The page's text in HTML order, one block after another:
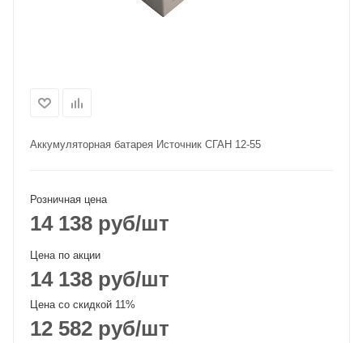
Аккумуляторная батарея Источник СГАН 12-55
Розничная цена
14 138 руб/шт
Цена по акции
14 138 руб/шт
Цена со скидкой 11%
12 582 руб/шт